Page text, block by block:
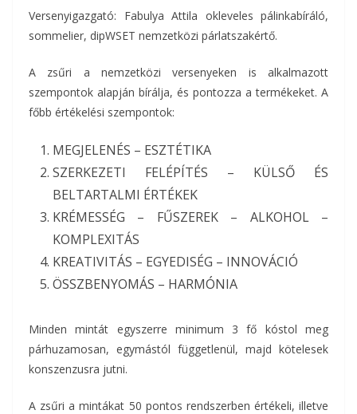
Versenyigazgató: Fabulya Attila okleveles pálinkabíráló,
sommelier, dipWSET nemzetközi párlatszakértő.
A zsűri a nemzetközi versenyeken is alkalmazott
szempontok alapján bírálja, és pontozza a termékeket. A
főbb értékelési szempontok:
MEGJELENÉS – ESZTÉTIKA
SZERKEZETI FELÉPÍTÉS – KÜLSŐ ÉS
BELTARTALMI ÉRTÉKEK
KRÉMESSÉG – FŰSZEREK – ALKOHOL –
KOMPLEXITÁS
KREATIVITÁS – EGYEDISÉG – INNOVÁCIÓ
ÖSSZBENYOMÁS – HARMÓNIA
Minden mintát egyszerre minimum 3 fő kóstol meg
párhuzamosan, egymástól függetlenül, majd kötelesek
konszenzusra jutni.
A zsűri a mintákat 50 pontos rendszerben értékeli, illetve